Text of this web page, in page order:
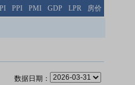
PPI PMI GDP LPR 房价
数据日期：